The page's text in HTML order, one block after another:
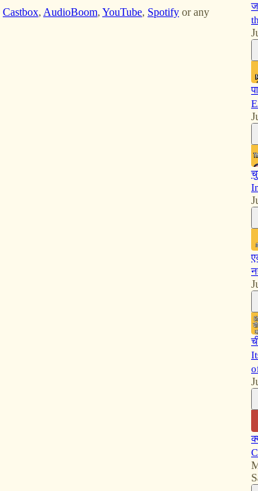
Castbox, AudioBoom, YouTube, Spotify or any